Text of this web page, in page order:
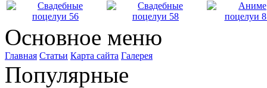
Основное меню
Главная Статьи Карта сайта Галерея
Популярные